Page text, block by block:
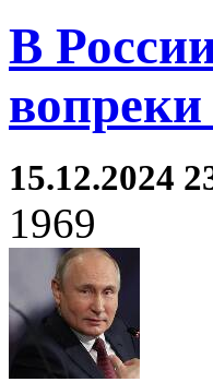
В
15.12.2024
1969